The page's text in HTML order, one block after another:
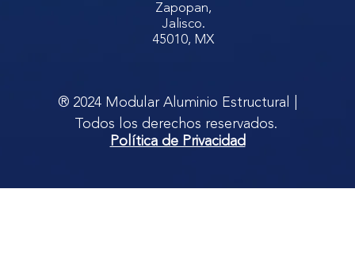
Zapopan,
Jalisco.
45010, MX
® 2024 Modular Aluminio Estructural |
Todos los derechos reservados.
Política de Privacidad